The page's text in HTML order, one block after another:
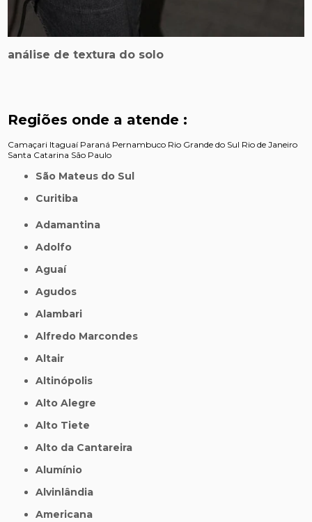
análise de textura do solo
Regiões onde a atende :
Camaçari Itaguaí Paraná Pernambuco Rio Grande do Sul Rio de Janeiro
Santa Catarina São Paulo
São Mateus do Sul
Curitiba
Adamantina
Adolfo
Aguaí
Agudos
Alambari
Alfredo Marcondes
Altair
Altinópolis
Alto Alegre
Alto Tiete
Alto da Cantareira
Alumínio
Alvinlândia
Americana